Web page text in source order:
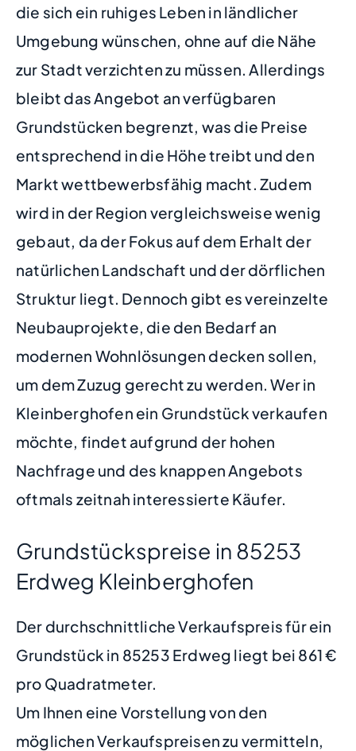
die sich ein ruhiges Leben in ländlicher
Umgebung wünschen, ohne auf die Nähe
zur Stadt verzichten zu müssen. Allerdings
bleibt das Angebot an verfügbaren
Grundstücken begrenzt, was die Preise
entsprechend in die Höhe treibt und den
Markt wettbewerbsfähig macht. Zudem
wird in der Region vergleichsweise wenig
gebaut, da der Fokus auf dem Erhalt der
natürlichen Landschaft und der dörflichen
Struktur liegt. Dennoch gibt es vereinzelte
Neubauprojekte, die den Bedarf an
modernen Wohnlösungen decken sollen,
um dem Zuzug gerecht zu werden. Wer in
Kleinberghofen ein Grundstück verkaufen
möchte, findet aufgrund der hohen
Nachfrage und des knappen Angebots
oftmals zeitnah interessierte Käufer.
Grundstückspreise in 85253
Erdweg Kleinberghofen
Der durchschnittliche Verkaufspreis für ein
Grundstück in 85253 Erdweg liegt bei 861 €
pro Quadratmeter.
Um Ihnen eine Vorstellung von den
möglichen Verkaufspreisen zu vermitteln,